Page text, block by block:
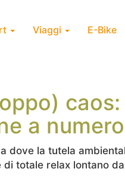
Viaggi E-Bike
a
dove la tutela
totale relax lontano